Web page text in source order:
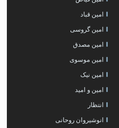
امین قباد
امین گروسی
امین مصدق
امین موسوی
امین نیک
امین و امید
انتظار
انوشیروان روحانی